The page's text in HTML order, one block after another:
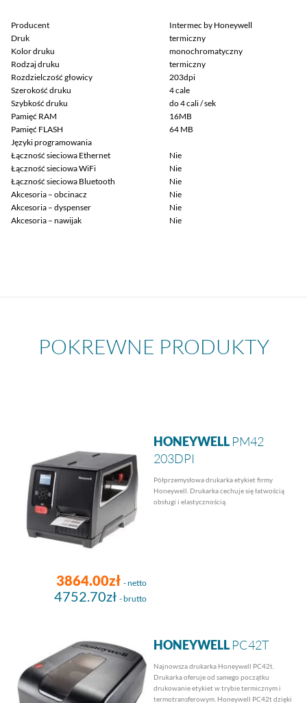
Producent
Intermec by Honeywell
Druk
termiczny
Kolor druku
monochromatyczny
Rodzaj druku
termiczny
Rozdzielczość głowicy
203dpi
Szerokość druku
4 cale
Szybkość druku
do 4 cali / sek
Pamięć RAM
16MB
Pamięć FLASH
64 MB
Języki programowania
Łączność sieciowa Ethernet
Nie
Łączność sieciowa WiFi
Nie
Łączność sieciowa Bluetooth
Nie
Akcesoria – obcinacz
Nie
Akcesoria – dyspenser
Nie
Akcesoria – nawijak
Nie
POKREWNE PRODUKTY
3864.00zł - netto
4752.70zł - brutto
HONEYWELL PM42
203DPI
Półprzemysłowa drukarka etykiet firmy
Honeywell. Drukarka cechuje się łatwością
obsługi i elastycznością.
HONEYWELL PC42T
Najnowsza drukarka Honeywell PC42t.
Drukarka oferuje od samego początku
drukowanie etykiet w trybie termicznym i
termotransferowym. Honeywell PC42t dzięki